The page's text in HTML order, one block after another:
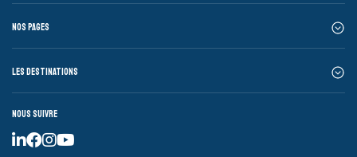
Nos pages
Les destinations
Nous suivre